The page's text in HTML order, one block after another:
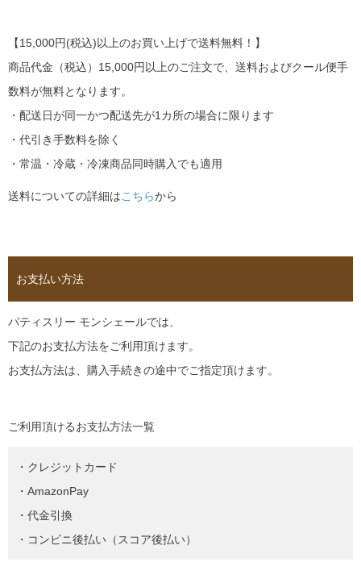
【15,000円(税込)以上のお買い上げで送料無料！】
商品代金（税込）15,000円以上のご注文で、送料およびクール便手
数料が無料となります。
・配送日が同一かつ配送先が1カ所の場合に限ります
・代引き手数料を除く
・常温・冷蔵・冷凍商品同時購入でも適用
送料についての詳細はこちらから
お支払い方法
パティスリー モンシェールでは、
下記のお支払方法をご利用頂けます。
お支払方法は、購入手続きの途中でご指定頂けます。
ご利用頂けるお支払方法一覧
・クレジットカード
・AmazonPay
・代金引換
・コンビニ後払い（スコア後払い）